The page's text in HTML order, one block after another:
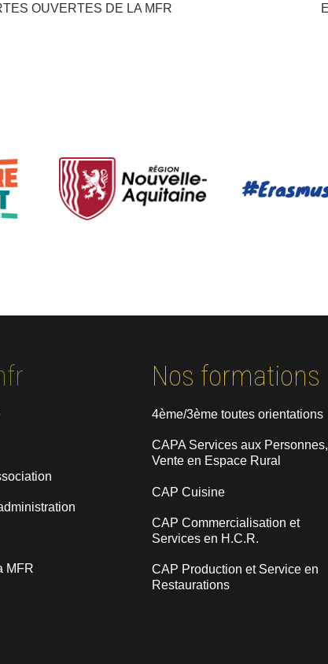
OUVERTES DE LA MFR
MFR
Nos formations
4ème/3ème toutes orientations
CAPA Services aux Personnes,
Vente en Espace Rural
CAP Cuisine
CAP Commercialisation et
Services en H.C.R.
CAP Production et Service en
Restaurations